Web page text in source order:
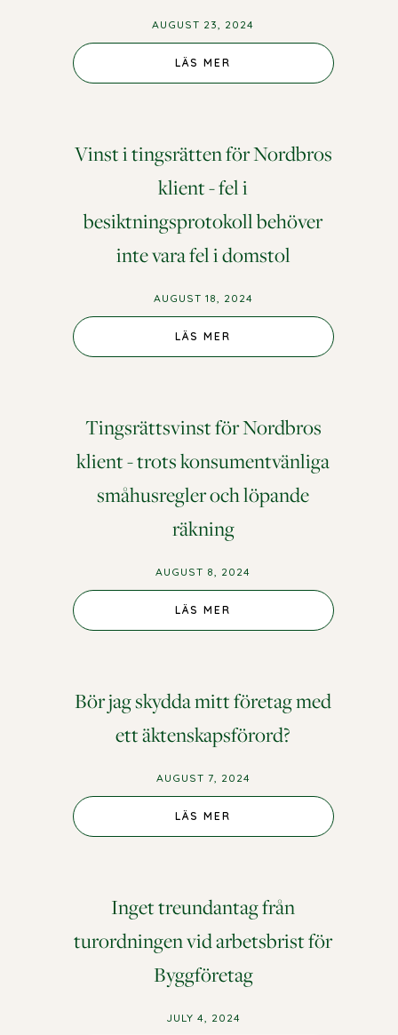
AUGUST 23, 2024
LÄS MER
Vinst i tingsrätten för Nordbros
klient - fel i
besiktningsprotokoll behöver
inte vara fel i domstol
AUGUST 18, 2024
LÄS MER
Tingsrättsvinst för Nordbros
klient - trots konsumentvänliga
småhusregler och löpande
räkning
AUGUST 8, 2024
LÄS MER
Bör jag skydda mitt företag med
ett äktenskapsförord?
AUGUST 7, 2024
LÄS MER
Inget treundantag från
turordningen vid arbetsbrist för
Byggföretag
JULY 4, 2024